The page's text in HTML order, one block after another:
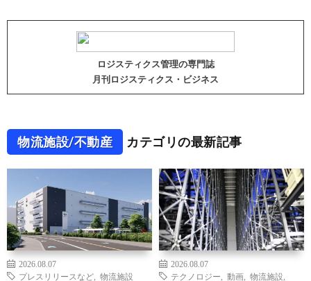
ロジスティクス管理の専門誌
月刊ロジスティクス・ビジネス
物流施設/不動産 カテゴリの最新記事
2026.08.07
プレスリリースなど
物流施設
2026.08.07
テクノロジー
動画 物流施設